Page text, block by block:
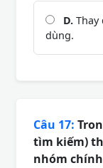
D.
dùng.
Câu 17:
tìm kiếm)
nhóm